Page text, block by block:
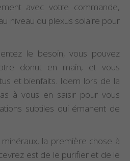
avec votre commande,
niveau du plexus solaire pour
le besoin, vous pouvez
donut en main, et vous
et bienfaits. Idem lors de la
à vous en saisir pour vous
subtiles qui émanent de
la première chose à
est de le purifier et de le